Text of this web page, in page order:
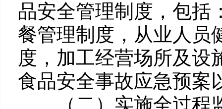
品安全管理制度，包括
餐管理制度，从业人员
度，加工经营场所及设
食品安全事故应急预案
（二）实施全过程监